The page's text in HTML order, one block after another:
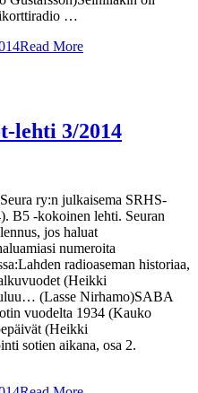
…
Read More
lehti 3/2014
ry:n julkaisema SRHS-
B5 -kokoinen lehti. Seuran
jos haluat
numeroita
radioaseman historiaa,
(Heikki
(Lasse Nirhamo)SABA
vuodelta 1934 (Kauko
(Heikki
sotien aikana, osa 2.